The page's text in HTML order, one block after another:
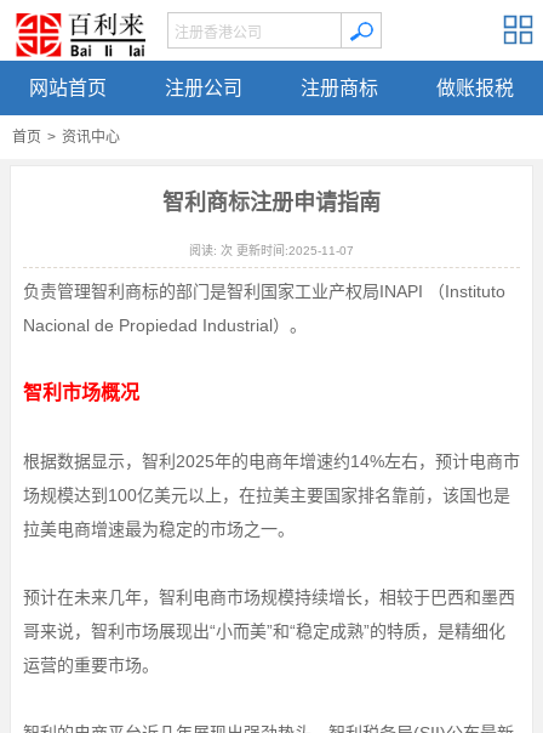
网站首页 注册公司 注册商标 做账报税
首页 > 资讯中心
智利商标注册申请指南
阅读: 次 更新时间:2025-11-07
负责管理智利商标的部门是智利国家工业产权局INAPI （Instituto
Nacional de Propiedad Industrial）。
智利市场概况
根据数据显示，智利2025年的电商年增速约14%左右，预计电商市
场规模达到100亿美元以上，在拉美主要国家排名靠前，该国也是
拉美电商增速最为稳定的市场之一。
预计在未来几年，智利电商市场规模持续增长，相较于巴西和墨西
哥来说，智利市场展现出“小而美”和“稳定成熟”的特质，是精细化
运营的重要市场。